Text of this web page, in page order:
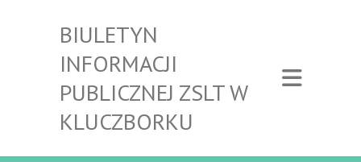
BIULETYN
INFORMACJI
PUBLICZNEJ ZSLT W
KLUCZBORKU